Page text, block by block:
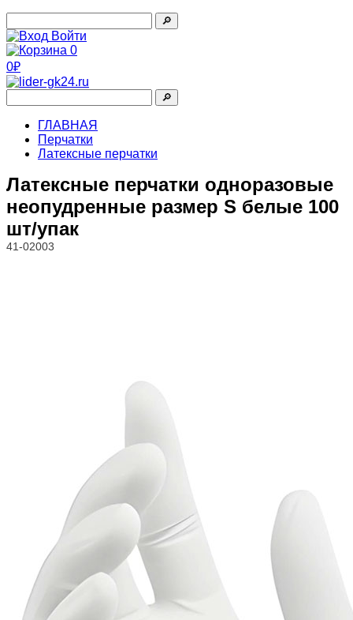
🔎︎
Войти
0
0₽
🔎︎
ГЛАВНАЯ
Перчатки
Латексные перчатки
Латексные перчатки одноразовые
неопудренные размер S белые 100
шт/упак
41-02003